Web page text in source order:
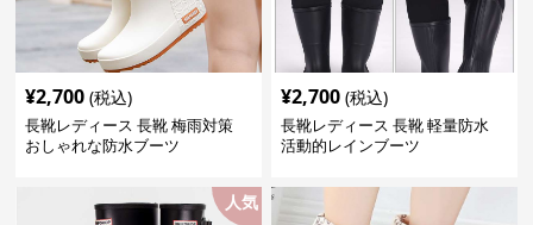
¥2,700 (税込)
長靴レディース 長靴 梅雨対策
おしゃれな防水ブーツ
¥2,700 (税込)
長靴レディース 長靴 軽量防水
活動的レインブーツ
人気